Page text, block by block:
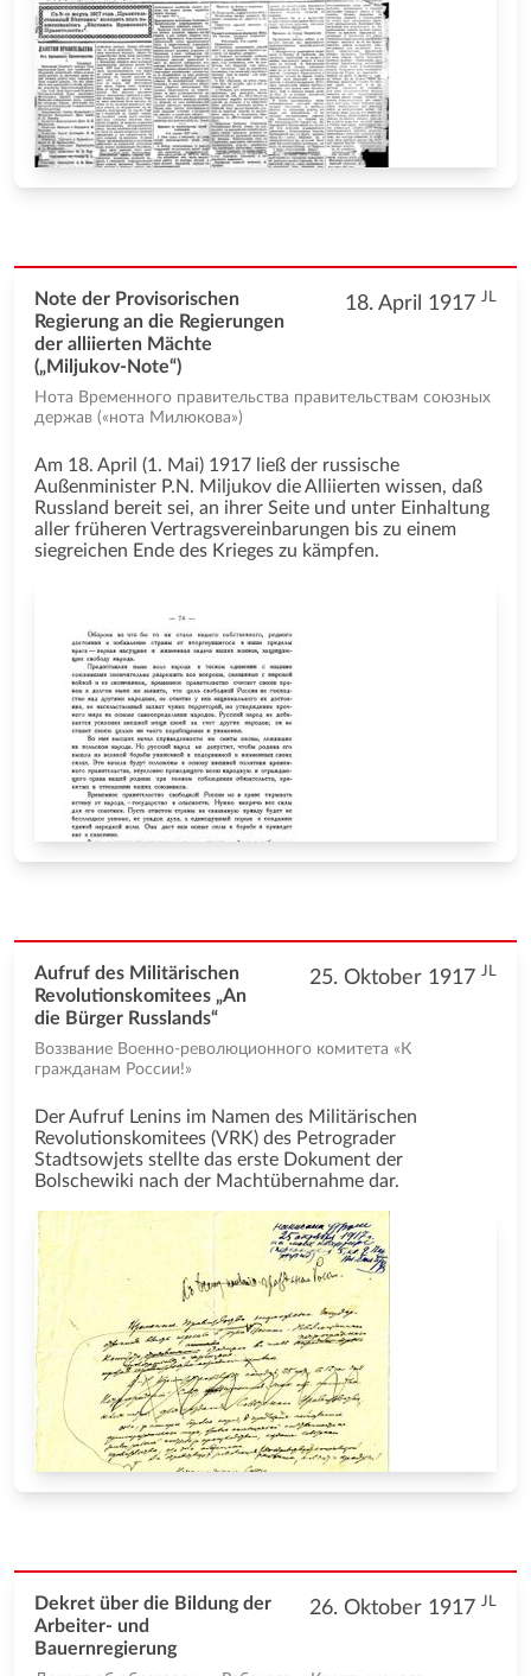
18. April 1917JL
Note der Provisorischen
Regierung an die Regierungen
der alliierten Mächte
(„Miljukov-Note“)
Нота Временного правительства правительствам союзных
держав («нота Милюкова»)
Am 18. April (1. Mai) 1917 ließ der russische
Außenminister P.N. Miljukov die Alliierten wissen, daß
Russland bereit sei, an ihrer Seite und unter Einhaltung
aller früheren Vertragsvereinbarungen bis zu einem
siegreichen Ende des Krieges zu kämpfen.
25. Oktober 1917JL
Aufruf des Militärischen
Revolutionskomitees „An
die Bürger Russlands“
Воззвание Военно-революционного комитета «К
гражданам России!»
Der Aufruf Lenins im Namen des Militärischen
Revolutionskomitees (VRK) des Petrograder
Stadtsowjets stellte das erste Dokument der
Bolschewiki nach der Machtübernahme dar.
26. Oktober 1917JL
Dekret über die Bildung der
Arbeiter- und
Bauernregierung